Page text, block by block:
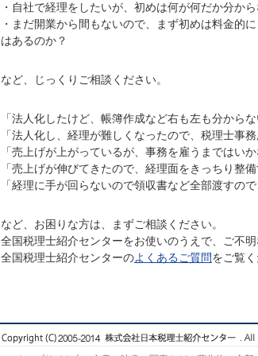
・自社で経理をしたいが、初めは何が何だか分か
・まだ開業から間もないので、まず初めは料金的
はあるのか？
など、じっくりご相談ください。
「法人化したけど、帳簿作成など右も左も分から
「法人化し、経理が難しくなったので、税理士事
「売上げが上がっているが、事務を雇うまではい
「売上げが伸びてきたので、経理面をきっちり整
「経理に手が回らないので領収書など全部渡すの
など、お困りな方は、まずご相談ください。
全国税理士紹介センターをお使いのうえで、ご不明
全国税理士紹介センターのよくあるご質問をご覧く